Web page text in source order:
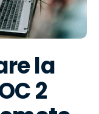
la
2